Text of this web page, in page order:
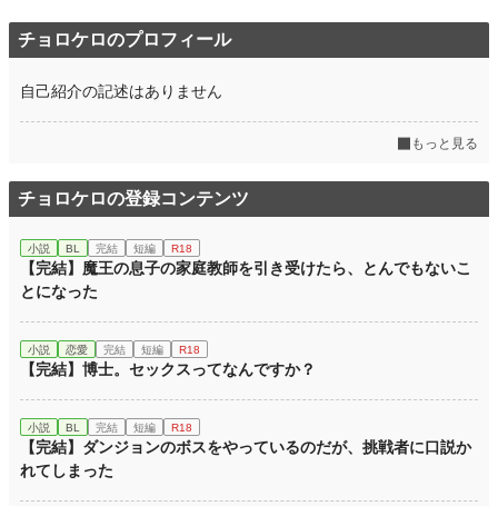
チョロケロのプロフィール
自己紹介の記述はありません
もっと見る
チョロケロの登録コンテンツ
小説 BL 完結 短編 R18
【完結】魔王の息子の家庭教師を引き受けたら、とんでもないこ
とになった
小説 恋愛 完結 短編 R18
【完結】博士。セックスってなんですか？
小説 BL 完結 短編 R18
【完結】ダンジョンのボスをやっているのだが、挑戦者に口説か
れてしまった